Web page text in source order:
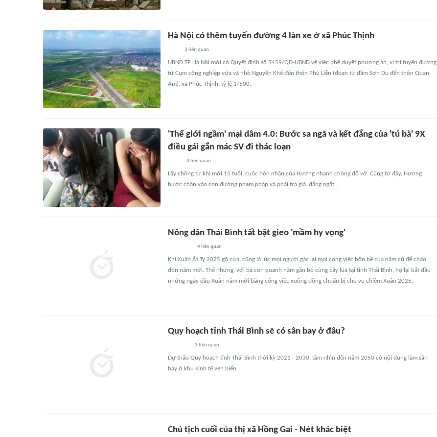
Hà Nội có thêm tuyến đường 4 làn xe ở xã Phúc Thịnh
3 liên quan
UBND TP Hà Nội mới có Quyết định số 5459/QĐ-UBND về việc phê duyệt phương án, vị trí tuyến đường
từ Cụm công nghiệp vừa và nhỏ Nguyên Khê đến thôn Phù Liễn (đoạn từ đầm Sơn Du đến thôn Quan
Âm), xã Phúc Thịnh, tỷ lệ 1/500.
'Thế giới ngầm' mại dâm 4.0: Bước sa ngã và kết đắng của 'tú bà' 9X
điều gái gắn mác SV đi thác loạn
3 liên quan
Lấy chồng từ khi mới 15 tuổi, cuộc hôn nhân của Hương nhanh chóng đổ vỡ. Cũng từ đây, Hương
bước chân vào con đường phạm pháp và phải trả giá 'đắng ngắt'.
Nông dân Thái Bình tất bật gieo 'mầm hy vọng'
4 liên quan
Khi Xuân Ất Tỵ 2025 gõ cửa, cũng là lúc mọi người gác lại mọi công việc bộn bề của năm cũ để chào
đón năm mới. Thế nhưng, với bà con quanh năm gắn bó cùng cây lúa tại tỉnh Thái Bình, họ lại bắt đầu
những ngày đầu Xuân năm mới bằng công việc xuống đồng chuẩn bị cho vụ chiêm Xuân 2025.
Quy hoạch tỉnh Thái Bình sẽ có sân bay ở đâu?
3 liên quan
Dự thảo Quy hoạch tỉnh Thái Bình thời kỳ 2021 - 2030, tầm nhìn đến năm 2050 có nội dung làm sân
bay ở khu kinh tế ven biển.
Chủ tịch cuối của thị xã Hồng Gai - Nét khác biệt